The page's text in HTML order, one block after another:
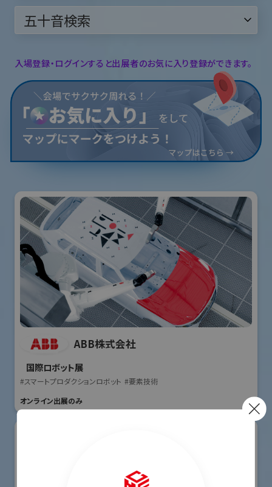
入場登録・ログインすると出展者のお気に入り登録ができます。
ABB株式会社
国際ロボット展
#スマートプロダクションロボット #要素技術
オンライン出展のみ